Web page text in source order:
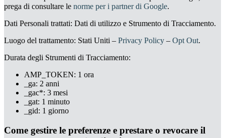
prega di consultare le norme per i partner di Google.
Dati Personali trattati: Dati di utilizzo e Strumento di Tracciamento.
Luogo del trattamento: Stati Uniti – Privacy Policy – Opt Out.
Durata degli Strumenti di Tracciamento:
AMP_TOKEN: 1 ora
_ga: 2 anni
_gac*: 3 mesi
_gat: 1 minuto
_gid: 1 giorno
Come gestire le preferenze e prestare o revocare il